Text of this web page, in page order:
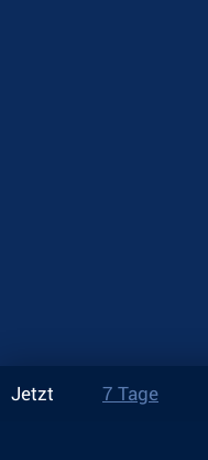
Jetzt 7 Tage